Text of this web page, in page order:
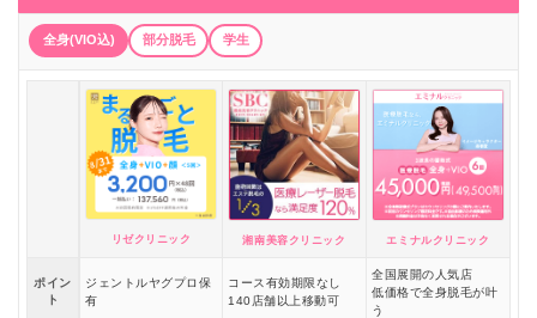
全身(VIO込) 部分脱毛 学生
リゼクリニック 湘南美容クリニック エミナルクリニック
ポイン
ト
ジェントルヤグプロ保
有
コース有効期限なし
140店舗以上移動可
全国展開の人気店
低価格で全身脱毛が叶
う